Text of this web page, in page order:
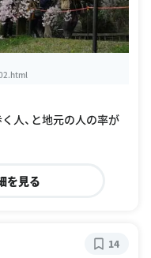
人、と地元の人の率が
を見る
14